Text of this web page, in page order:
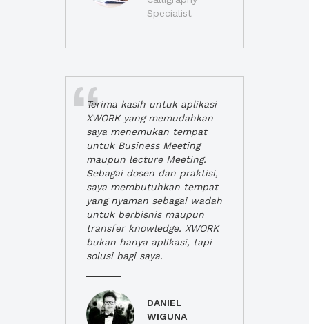
Specialist
Terima kasih untuk aplikasi
XWORK yang memudahkan
saya menemukan tempat
untuk Business Meeting
maupun lecture Meeting.
Sebagai dosen dan praktisi,
saya membutuhkan tempat
yang nyaman sebagai wadah
untuk berbisnis maupun
transfer knowledge. XWORK
bukan hanya aplikasi, tapi
solusi bagi saya.
DANIEL
WIGUNA